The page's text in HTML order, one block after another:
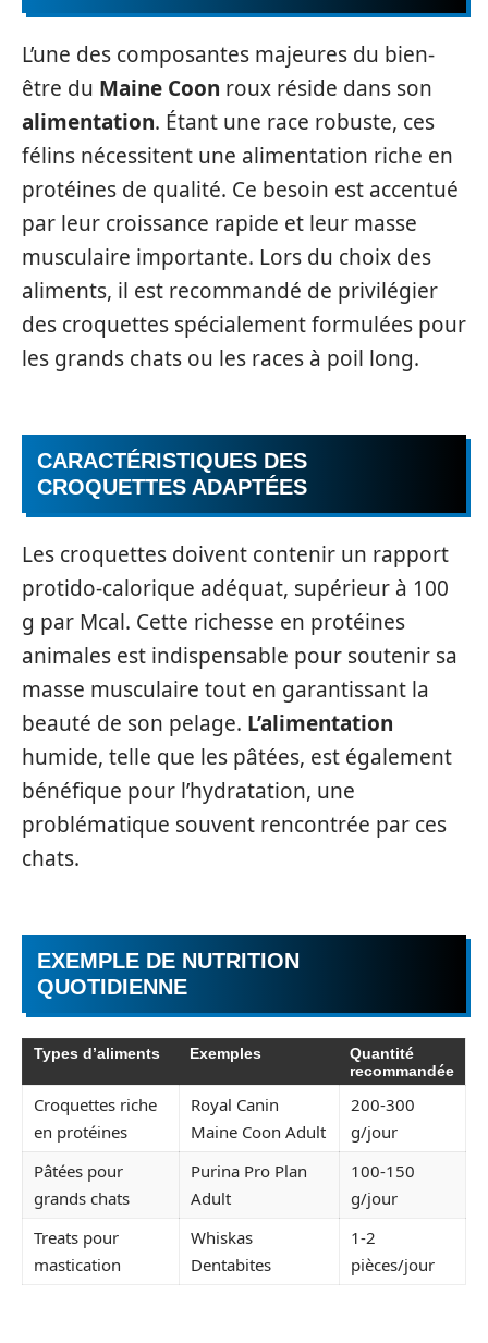
L’une des composantes majeures du bien-
être du Maine Coon roux réside dans son
alimentation. Étant une race robuste, ces
félins nécessitent une alimentation riche en
protéines de qualité. Ce besoin est accentué
par leur croissance rapide et leur masse
musculaire importante. Lors du choix des
aliments, il est recommandé de privilégier
des croquettes spécialement formulées pour
les grands chats ou les races à poil long.
CARACTÉRISTIQUES DES
CROQUETTES ADAPTÉES
Les croquettes doivent contenir un rapport
protido-calorique adéquat, supérieur à 100
g par Mcal. Cette richesse en protéines
animales est indispensable pour soutenir sa
masse musculaire tout en garantissant la
beauté de son pelage. L’alimentation
humide, telle que les pâtées, est également
bénéfique pour l’hydratation, une
problématique souvent rencontrée par ces
chats.
EXEMPLE DE NUTRITION
QUOTIDIENNE
Types d’aliments Exemples
Quantité
recommandée
Croquettes riche
en protéines
Royal Canin
Maine Coon Adult
200-300
g/jour
Pâtées pour
grands chats
Purina Pro Plan
Adult
100-150
g/jour
Treats pour
mastication
Whiskas
Dentabites
1-2
pièces/jour